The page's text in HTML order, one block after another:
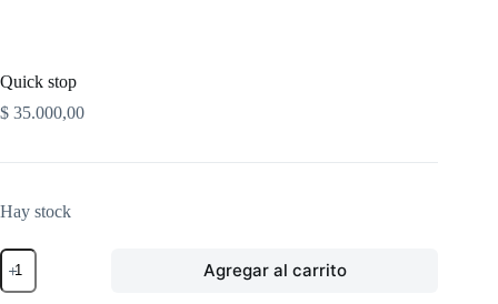
Quick stop
$ 35.000,00
Hay stock
Quick
stop
cantidad
Agregar al carrito